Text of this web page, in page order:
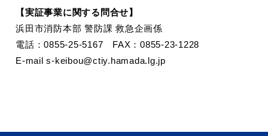
【実証事業に関する問合せ】
浜田市消防本部 警防課 救急企画係
電話：0855-25-5167 FAX：0855-23-1228
E-mail s-keibou@ctiy.hamada.lg.jp